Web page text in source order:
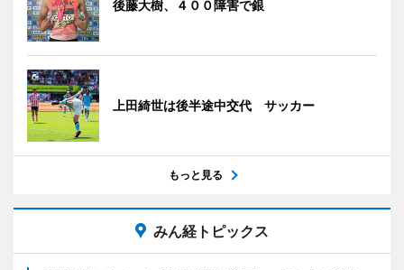
後藤大樹、４００障害で銀
上田綺世は後半途中交代 サッカー
もっと見る
みん経トピックス